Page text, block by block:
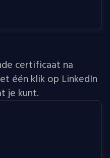
certificaat na
één klik op LinkedIn
je kunt.